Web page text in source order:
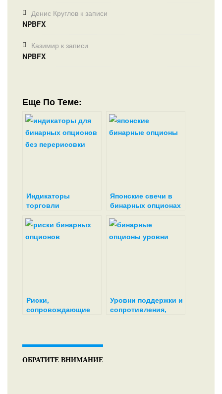
Денис Круглов к записи
NPBFX
Казимир к записи
NPBFX
Еще По Теме:
Индикаторы
торговли
опционами без
Японские свечи в
бинарных опционах
Риски,
сопровождающие
опционами
Уровни поддержки и
сопротивления,
ОБРАТИТЕ ВНИМАНИЕ